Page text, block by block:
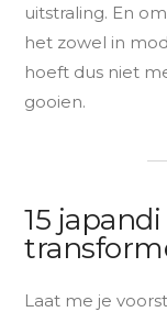
uitstraling. En
het zowel in
hoeft dus niet
gooien.
15
Laat me je